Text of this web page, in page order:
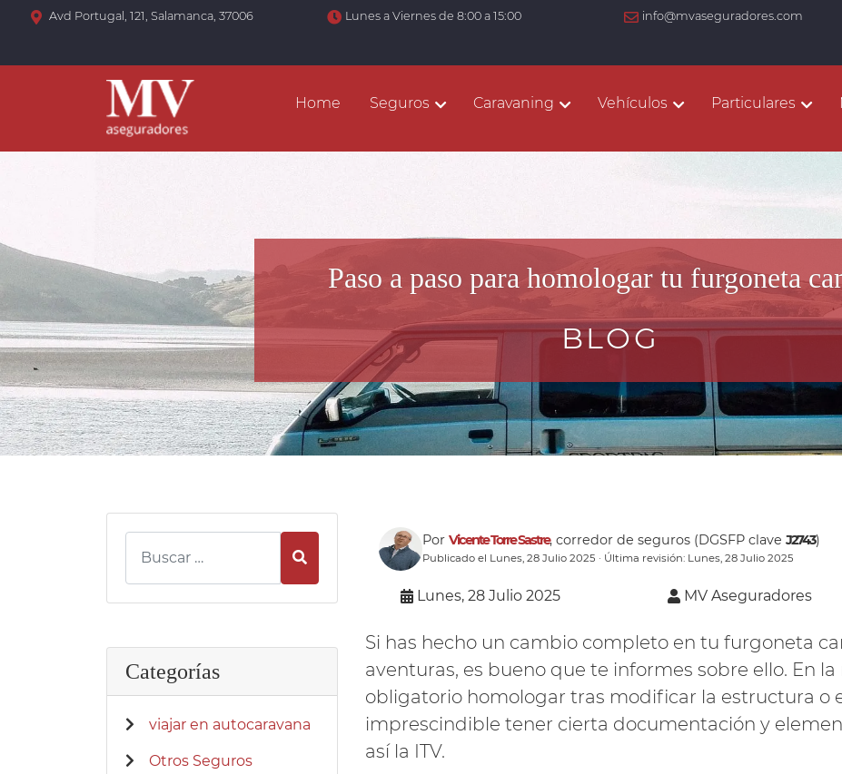
Avd Portugal, 121, Salamanca, 37006 Lunes a Viernes de 8:00 a 15:00 info@mvaseguradores.com
Home Seguros Caravaning Vehículos Particulares
Paso a paso para homologar tu furgoneta
BLOG
Por Vicente Torre Sastre, corredor de seguros (DGSFP clave J2743)
Publicado el Lunes, 28 Julio 2025 · Última revisión: Lunes, 28 Julio 2025
Lunes, 28 Julio 2025 MV Aseguradores
Si has hecho un cambio completo en tu furgoneta
aventuras, es bueno que te informes sobre ello. En la
obligatorio homologar tras modificar la estructura o
imprescindible tener cierta documentación y
así la ITV.
Categorías
viajar en autocaravana
Otros Seguros